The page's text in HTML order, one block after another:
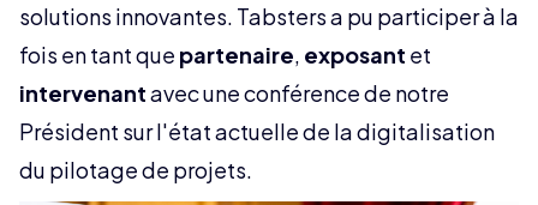
solutions innovantes. Tabsters a pu participer à la
fois en tant que partenaire exposant et
intervenantavec une conférence de notre
Président sur l'état actuelle de la digitalisation
du pilotage de projets.